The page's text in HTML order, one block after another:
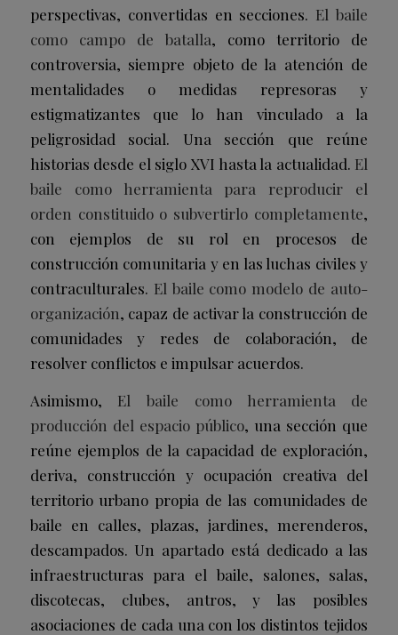
perspectivas, convertidas en secciones. El baile
como campo de batalla, como territorio de
controversia, siempre objeto de la atención de
mentalidades o medidas represoras y
estigmatizantes que lo han vinculado a la
peligrosidad social. Una sección que reúne
historias desde el siglo XVI hasta la actualidad. El
baile como herramienta para reproducir el
orden constituido o subvertirlo completamente,
con ejemplos de su rol en procesos de
construcción comunitaria y en las luchas civiles y
contraculturales. El baile como modelo de auto-
organización, capaz de activar la construcción de
comunidades y redes de colaboración, de
resolver conflictos e impulsar acuerdos.
Asimismo, El baile como herramienta de
producción del espacio público, una sección que
reúne ejemplos de la capacidad de exploración,
deriva, construcción y ocupación creativa del
territorio urbano propia de las comunidades de
baile en calles, plazas, jardines, merenderos,
descampados. Un apartado está dedicado a las
infraestructuras para el baile, salones, salas,
discotecas, clubes, antros, y las posibles
asociaciones de cada una con los distintos tejidos